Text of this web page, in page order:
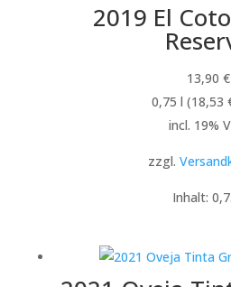
2019 El
13,90 €
0,75 l (18,53
incl. 19%
zzgl.
Inhalt: